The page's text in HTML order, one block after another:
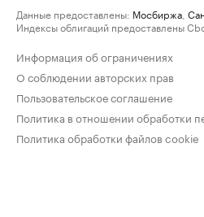
Данные предоставлены: Мосбиржа
Индексы облигаций предоставлены
Информация об ограничениях
О соблюдении авторских прав
Пользовательское соглашение
Политика в отношении обработки
Политика обработки файлов cookie